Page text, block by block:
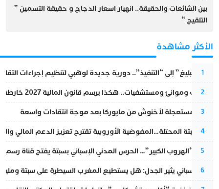
بين الشائعات والحقيقة.. انهيار اسعار الدجاج و حقيقة التسمين ”
التلقيح “
الأكثر مشاهدة
1
من “التبليغ” إلى “التنفيذ”.. دورية جديدة لوهبي لتنظيم إجراءات
2
قطارات وموانئ ومستشفيات.. هكذا يرسم قانون المالية 2027 خارطة المغرب المقبل
3
عودة مستعجلة لأخنوش من مايوركا بعد موجة انتقادات واسعة
4
أزمة سبتة المحتلة…المفوضية الأوروبية تقترح تعزيز الدعم المالي
5
عملية “الهروب الكبير”… الحرس المدني الإسباني بسبتة يفتح قناة
6
تقرير إسباني يثير الجدل: هل يستطيع المغرب السيطرة على سبتة